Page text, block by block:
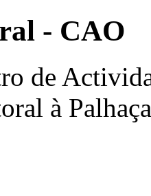
- CAO
de
à